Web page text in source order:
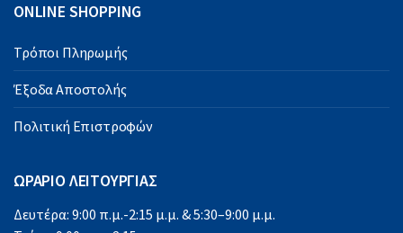
ONLINE SHOPPING
Τρόποι Πληρωμής
Έξοδα Αποστολής
Πολιτική Επιστροφών
ΩΡΑΡΙΟ ΛΕΙΤΟΥΡΓΙΑΣ
Δευτέρα: 9:00 π.μ.-2:15 μ.μ. & 5:30–9:00 μ.μ.